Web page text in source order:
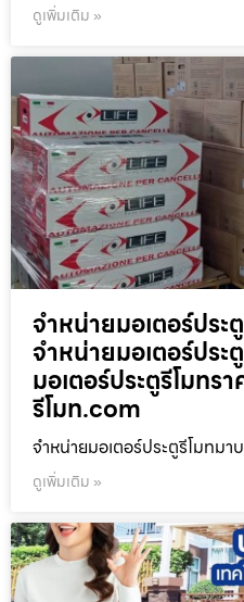
ดูเพิ่มเติม »
จำหน่ายมอเตอร์ประ
จำหน่ายมอเตอร์ประ
มอเตอร์ประตูรีโมทร
รีโมท.com
จำหน่ายมอเตอร์ประตูรีโมทมา
ดูเพิ่มเติม »